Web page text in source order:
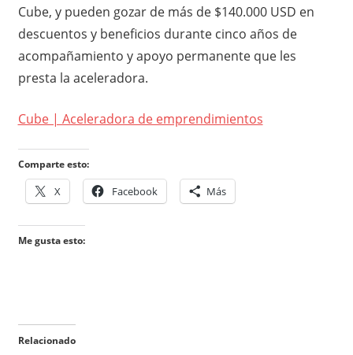
Cube, y pueden gozar de más de $140.000 USD en
descuentos y beneficios durante cinco años de
acompañamiento y apoyo permanente que les
presta la aceleradora.
Cube | Aceleradora de emprendimientos
Comparte esto:
X Facebook Más
Me gusta esto:
Relacionado